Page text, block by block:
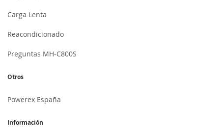
Carga Lenta
Reacondicionado
Preguntas MH-C800S
Otros
Powerex España
Información